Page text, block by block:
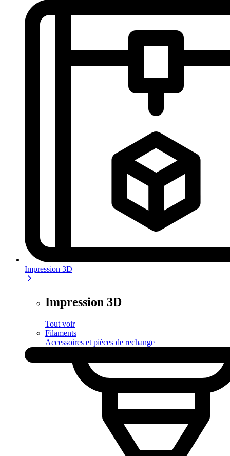
Impression 3D
Impression 3D
Tout voir
Filaments
Accessoires et pièces de rechange